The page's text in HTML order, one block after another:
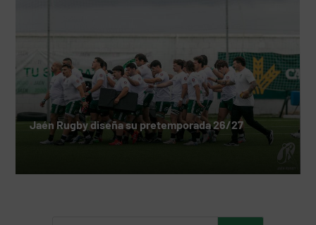
Jaén Rugby diseña su pretemporada 26/27